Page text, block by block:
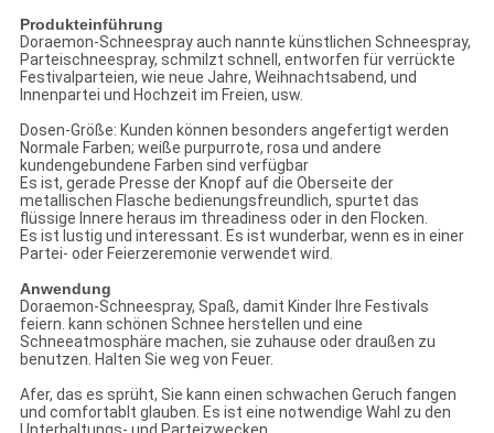
Produkteinführung
Doraemon-Schneespray auch nannte künstlichen Schneespray,
Parteischneespray, schmilzt schnell, entworfen für verrückte
Festivalparteien, wie neue Jahre, Weihnachtsabend, und
Innenpartei und Hochzeit im Freien, usw.
Dosen-Größe: Kunden können besonders angefertigt werden
Normale Farben; weiße purpurrote, rosa und andere
kundengebundene Farben sind verfügbar
Es ist, gerade Presse der Knopf auf die Oberseite der
metallischen Flasche bedienungsfreundlich, spurtet das
flüssige Innere heraus im threadiness oder in den Flocken.
Es ist lustig und interessant. Es ist wunderbar, wenn es in einer
Partei- oder Feierzeremonie verwendet wird.
Anwendung
Doraemon-Schneespray, Spaß, damit Kinder Ihre Festivals
feiern. kann schönen Schnee herstellen und eine
Schneeatmosphäre machen, sie zuhause oder draußen zu
benutzen. Halten Sie weg von Feuer.
Afer, das es sprüht, Sie kann einen schwachen Geruch fangen
und comfortablt glauben. Es ist eine notwendige Wahl zu den